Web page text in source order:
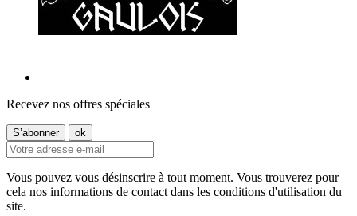
Recevez nos offres spéciales
Vous pouvez vous désinscrire à tout moment. Vous trouverez pour
cela nos informations de contact dans les conditions d'utilisation du
site.